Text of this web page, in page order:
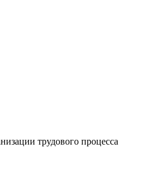
трудового процесса